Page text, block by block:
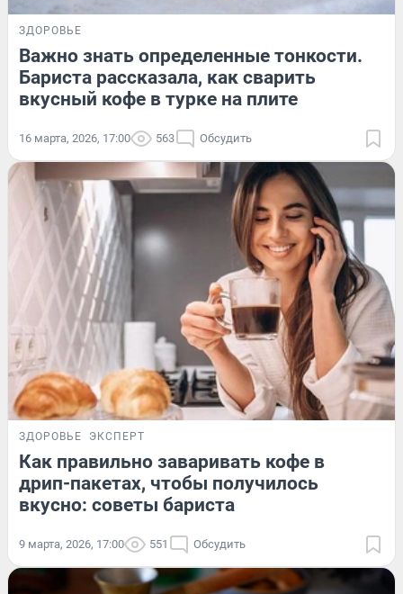
ЗДОРОВЬЕ
Важно знать определенные тонкости.
Бариста рассказала, как сварить
вкусный кофе в турке на плите
16 марта, 2026, 17:00 563 Обсудить
ЗДОРОВЬЕ ЭКСПЕРТ
Как правильно заваривать кофе в
дрип-пакетах, чтобы получилось
вкусно: советы бариста
9 марта, 2026, 17:00 551 Обсудить